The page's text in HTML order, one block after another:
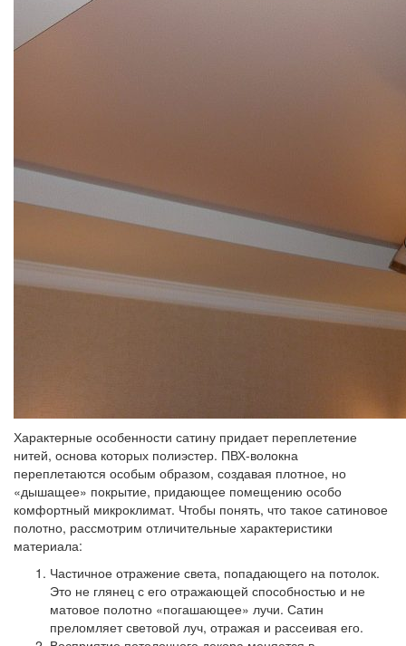
Характерные особенности сатину придает переплетение
нитей, основа которых полиэстер. ПВХ-волокна
переплетаются особым образом, создавая плотное, но
«дышащее» покрытие, придающее помещению особо
комфортный микроклимат. Чтобы понять, что такое сатиновое
полотно, рассмотрим отличительные характеристики
материала:
Частичное отражение света, попадающего на потолок.
Это не глянец с его отражающей способностью и не
матовое полотно «погашающее» лучи. Сатин
преломляет световой луч, отражая и рассеивая его.